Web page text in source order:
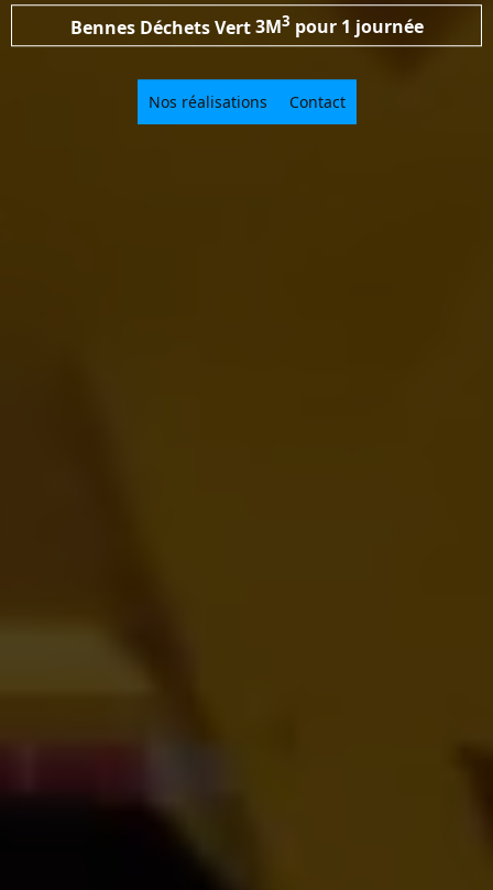
Bennes Déchets Vert3M3 pour 1 journée
Nos réalisations Contact